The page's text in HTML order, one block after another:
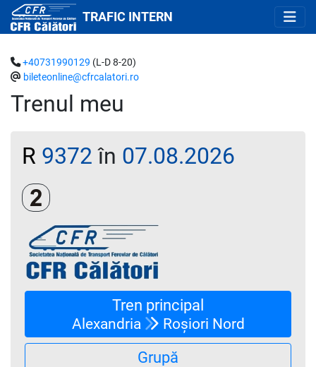
TRAFIC INTERN
Trenul meu
+40731990129 (L-D 8-20)
bileteonline@cfrcalatori.ro
R 9372 în 07.08.2026
Clasa a 2-a
Tren principal
Alexandria Roșiori Nord
Grupă